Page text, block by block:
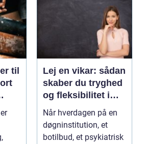
til
Lej en vikar: sådan
skaber du tryghed
og fleksibilitet i
hverdagen
Når hverdagen på en
døgninstitution, et
botilbud, et psykiatrisk